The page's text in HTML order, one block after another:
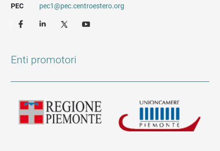
PEC
pec1@pec.centroestero.org
Enti promotori